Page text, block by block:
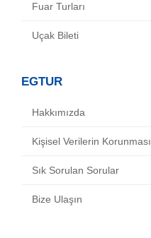
Fuar Turları
Uçak Bileti
EGTUR
Hakkımızda
Kişisel Verilerin Korunması
Sık Sorulan Sorular
Bize Ulaşın